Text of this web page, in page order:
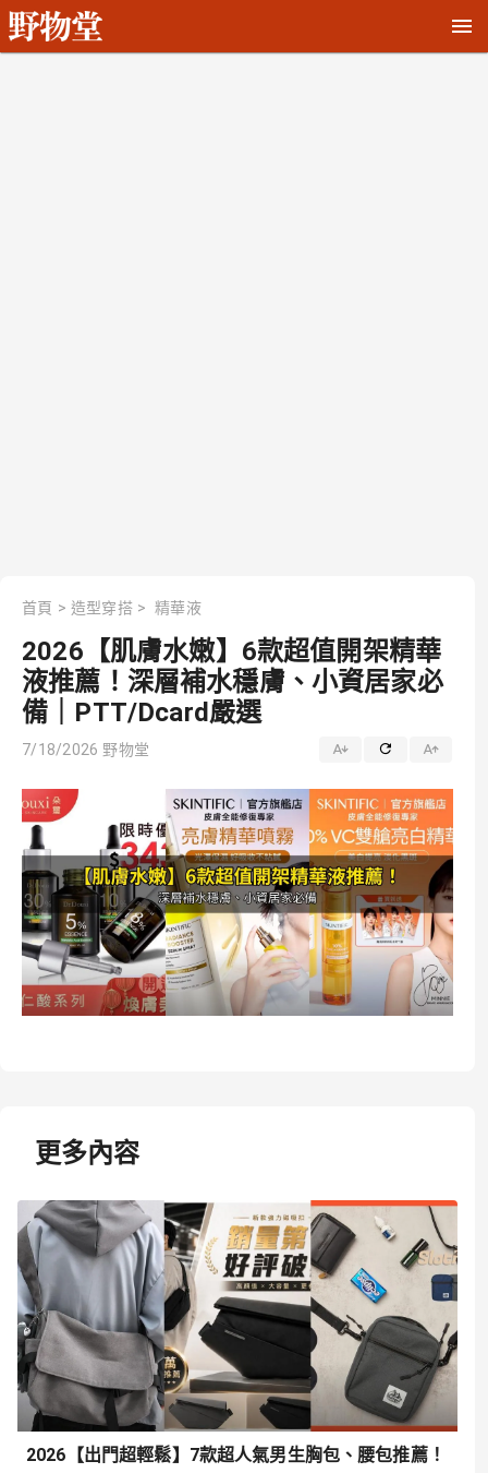
首頁 > 造型穿搭 > 精華液
2026【肌膚水嫩】6款超值開架精華
液推薦！深層補水穩膚、小資居家必
備｜PTT/Dcard嚴選
7/18/2026 野物堂
更多內容
2026【出門超輕鬆】7款超人氣男生胸包、腰包推薦！